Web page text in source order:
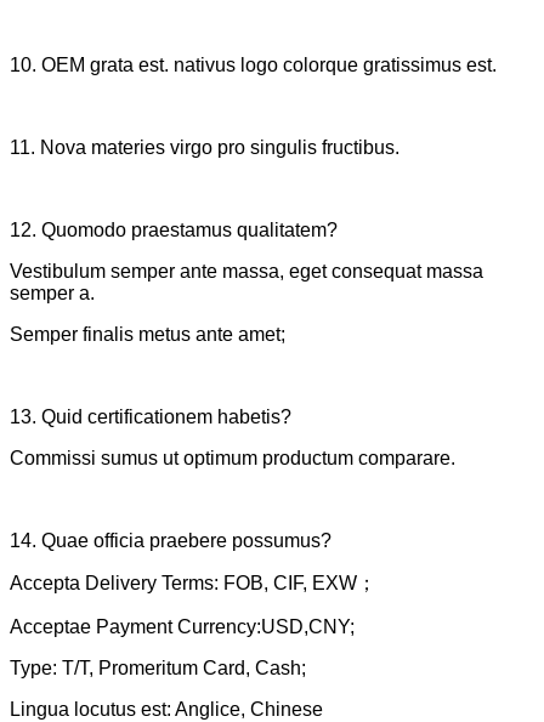
10. OEM grata est. nativus logo colorque gratissimus est.
11. Nova materies virgo pro singulis fructibus.
12. Quomodo praestamus qualitatem?
Vestibulum semper ante massa, eget consequat massa
semper a.
Semper finalis metus ante amet;
13. Quid certificationem habetis?
Commissi sumus ut optimum productum comparare.
14. Quae officia praebere possumus?
Accepta Delivery Terms: FOB, CIF, EXW；
Acceptae Payment Currency:USD,CNY;
Type: T/T, Promeritum Card, Cash;
Lingua locutus est: Anglice, Chinese